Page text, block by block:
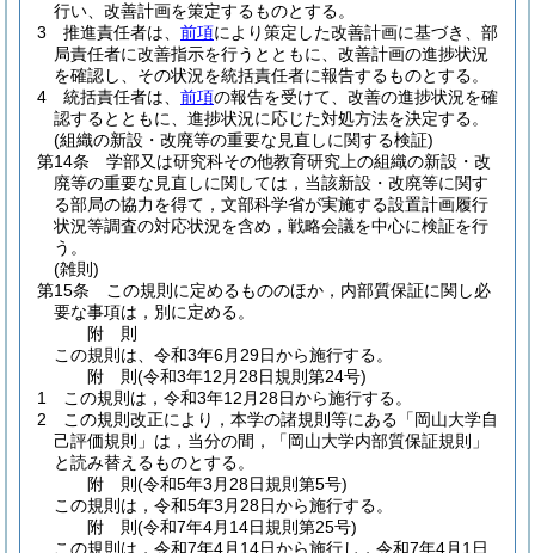
行い、改善計画を策定するものとする。
3
推進責任者は、 前項により策定した改善計画に基づき、部
局責任者に改善指示を行うとともに、改善計画の進捗状況
を確認し、その状況を統括責任者に報告するものとする。
4
統括責任者は、 前項の報告を受けて、改善の進捗状況を確
認するとともに、進捗状況に応じた対処方法を決定する。
(組織の新設・改廃等の重要な見直しに関する検証)
第14条
学部又は研究科その他教育研究上の組織の新設・改
廃等の重要な見直しに関しては，当該新設・改廃等に関す
る部局の協力を得て，文部科学省が実施する設置計画履行
状況等調査の対応状況を含め，戦略会議を中心に検証を行
う。
(雑則)
第15条
この規則に定めるもののほか，内部質保証に関し必
要な事項は，別に定める。
附 則
この規則は、令和3年6月29日から施行する。
附 則(令和3年12月28日規則第24号)
1
この規則は，令和3年12月28日から施行する。
2
この規則改正により，本学の諸規則等にある「岡山大学自
己評価規則」は，当分の間，「岡山大学内部質保証規則」
と読み替えるものとする。
附 則(令和5年3月28日規則第5号)
この規則は，令和5年3月28日から施行する。
附 則(令和7年4月14日規則第25号)
この規則は，令和7年4月14日から施行し，令和7年4月1日